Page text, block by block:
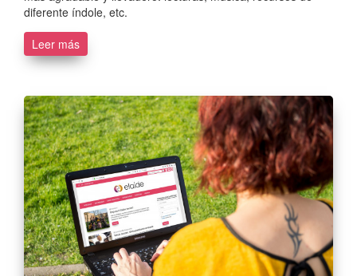
diferente índole, etc.
Leer más